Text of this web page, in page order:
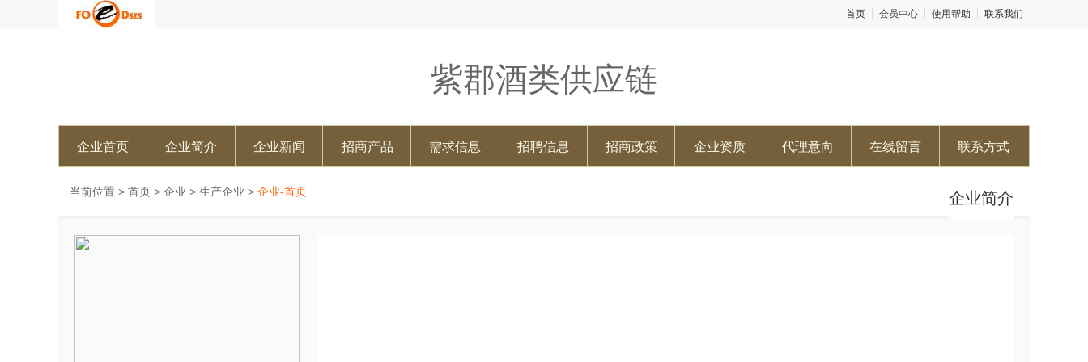
首页 会员中心 使用帮助 联系我们
紫郡酒类供应链
企业首页 企业简介 企业新闻 招商产品 需求信息 招聘信息 招商政策 企业资质 代理意向 在线留言 联系方式
当前位置 > 首页 > 企业 > 生产企业 > 企业-首页 企业简介